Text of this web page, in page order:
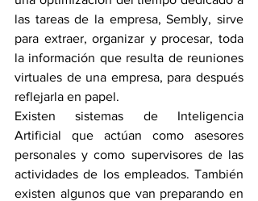
las tareas de la empresa, Sembly, sirve
para extraer, organizar y procesar, toda
la información que resulta de reuniones
virtuales de una empresa, para después
reflejarla en papel.
Existen sistemas de Inteligencia
Artificial que actúan como asesores
personales y como supervisores de las
actividades de los empleados. También
existen algunos que van preparando en